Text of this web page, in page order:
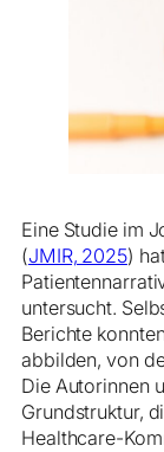
Eine Studie im
(JMIR, 2025)
untersucht.
Berichte
abbilden, von
Die Autorinnen
Grundstruktur,
Healthcare-